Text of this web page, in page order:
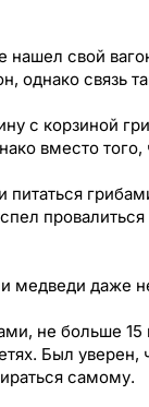
нашел свой
однако связь
с корзиной
вместо того,
питаться
медведи даже
не больше 15
Был уверен,
самому.